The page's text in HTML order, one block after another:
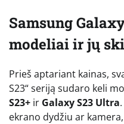
Samsung
modeliai ir jų
Prieš aptariant kainas,
S23“ seriją sudaro keli
S23+ ir Galaxy S23 Ultra
ekrano dydžiu ar